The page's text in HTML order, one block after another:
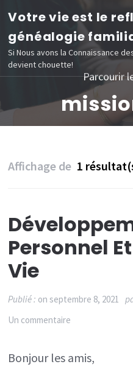
Aller
contenu
(Pressez
Votre vie est le
généalogie
Si Nous avons la Connaissance
devient chouette!
Parcourir
Affichage de 1
Personnel
Vie
Publié : onseptembre 8, 2021
Un commentaire
personnel
Bonjour les amis,